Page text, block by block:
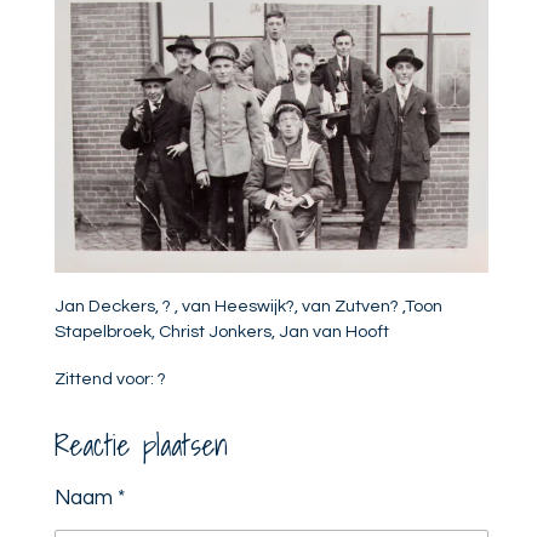
Jan Deckers, ? , van Heeswijk?, van Zutven? ,Toon
Stapelbroek, Christ Jonkers, Jan van Hooft
Zittend voor: ?
Reactie plaatsen
Naam *